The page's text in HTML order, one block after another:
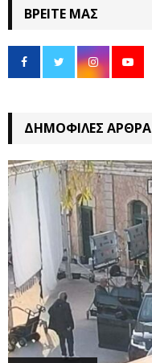
ΒΡΕΊΤΕ ΜΑΣ
ΔΗΜΟΦΙΛΈΣ ΆΡΘΡΑ